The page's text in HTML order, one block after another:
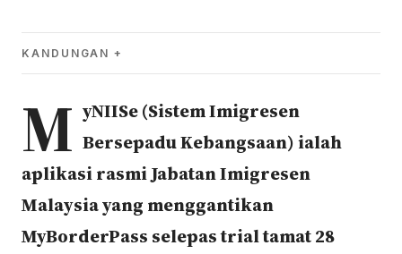
KANDUNGAN
M yNIISe (Sistem Imigresen
Bersepadu Kebangsaan) ialah
aplikasi rasmi Jabatan Imigresen
Malaysia yang menggantikan
MyBorderPass selepas trial tamat 28